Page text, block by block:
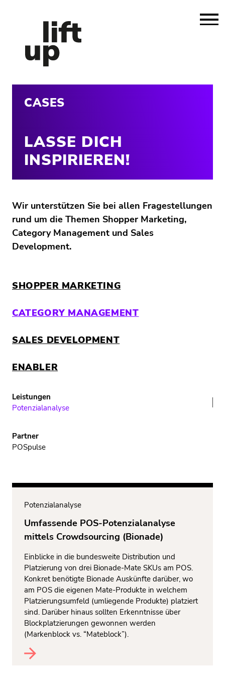
Wir unterstützen Sie bei allen Fragestellungen
rund um die Themen Shopper Marketing,
Category Management und Sales
Development.
CASES
LASSE DICH
INSPIRIEREN!
SHOPPER MARKETING
CATEGORY MANAGEMENT
SALES DEVELOPMENT
ENABLER
Potenzialanalyse
POSpulse
Potenzialanalyse
Umfassende POS-Potenzialanalyse
mittels Crowdsourcing (Bionade)
Einblicke in die bundesweite Distribution und
Platzierung von drei Bionade-Mate SKUs am POS.
Konkret benötigte Bionade Auskünfte darüber, wo
am POS die eigenen Mate-Produkte in welchem
Platzierungsumfeld (umliegende Produkte) platziert
sind. Darüber hinaus sollten Erkenntnisse über
Blockplatzierungen gewonnen werden
(Markenblock vs. “Mateblock”).